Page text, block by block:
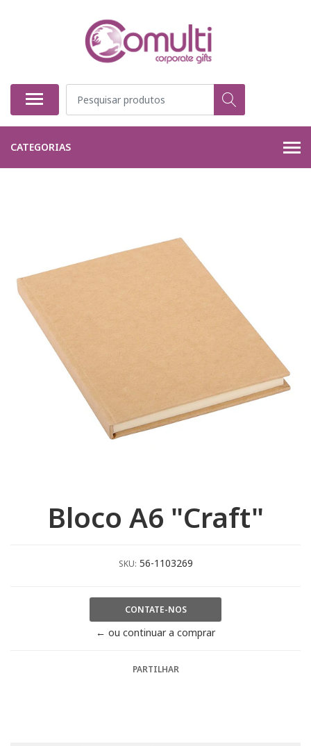
CATEGORIAS
Bloco A6 "Craft"
SKU: 56-1103269
CONTATE-NOS
← ou continuar a comprar
PARTILHAR